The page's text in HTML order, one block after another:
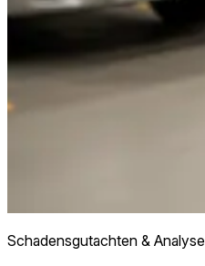
Schadensgutachten & Analyse